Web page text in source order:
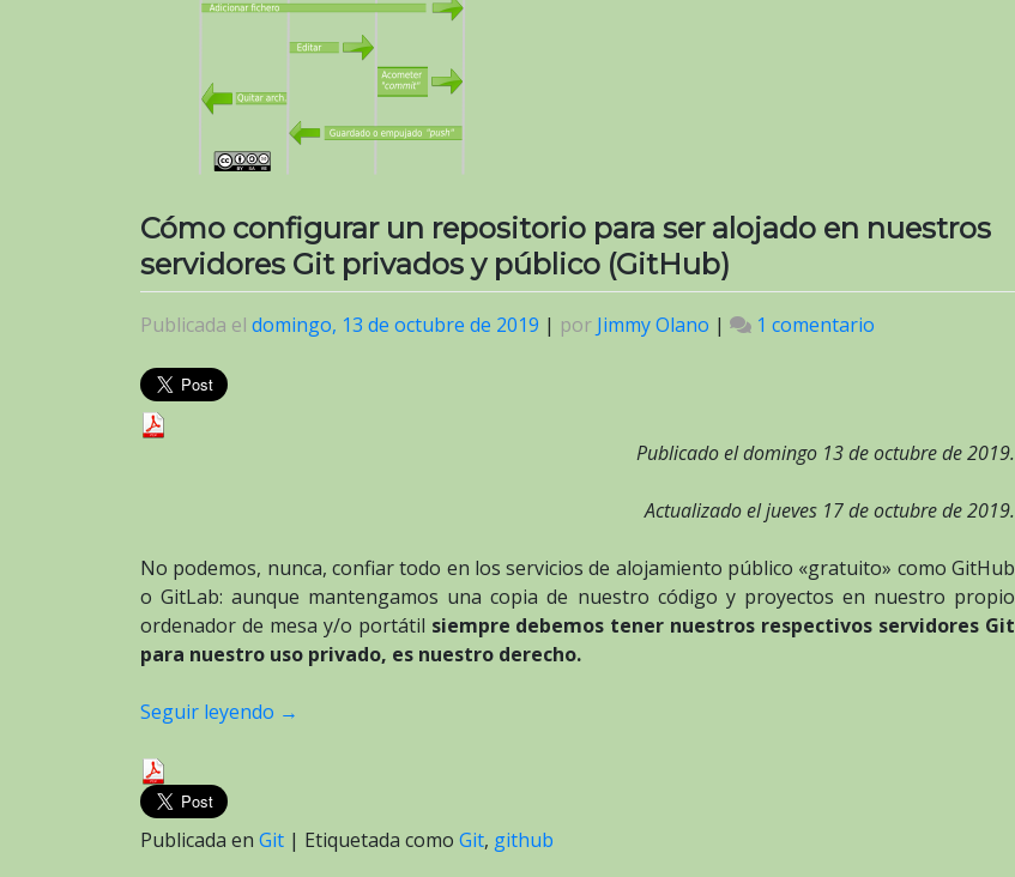
Cómo configurar un repositorio para ser alojado en nuestros
servidores Git privados y público (GitHub)
Publicada el domingo, 13 de octubre de 2019 | por Jimmy Olano | 1 comentario
repositorio
para
ser
alojado
nuestros
servidores
Git
Publicado el domingo 13 de octubre de 2019.
Actualizado el jueves 17 de octubre de 2019.
No podemos, nunca, confiar todo en los servicios de alojamiento público «gratuito» como GitHub
o GitLab: aunque mantengamos una copia de nuestro código y proyectos en nuestro propio
ordenador de mesa y/o portátil siempre debemos tener nuestros respectivos servidores Git
para nuestro uso privado, es nuestro derecho.
Seguir leyendo →
Publicada en Git | Etiquetada como Git, github